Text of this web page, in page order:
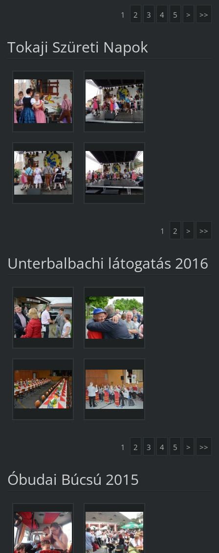
1 2 3 4 5 > >>
Tokaji Szüreti Napok
1 2 > >>
Unterbalbachi látogatás 2016
1 2 3 4 5 > >>
Óbudai Búcsú 2015